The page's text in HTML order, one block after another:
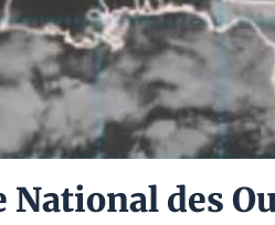
National des